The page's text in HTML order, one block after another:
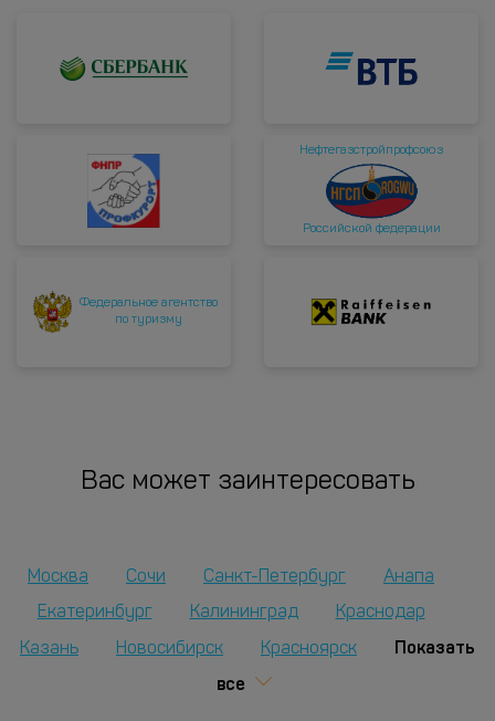
Нефтегазстройпрофсоюз
Российской федерации
Федеральное агентство
по туризму
Вас может заинтересовать
Москва Сочи Санкт-Петербург
Анапа
Екатеринбург
Калининград Краснодар
Казань Новосибирск Красноярск
Показать
все